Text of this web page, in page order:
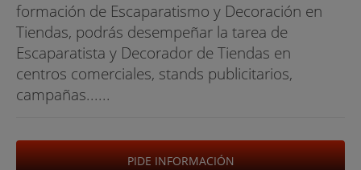
formación de Escaparatismo y Decoración en
Tiendas, podrás desempeñar la tarea de
Escaparatista y Decorador de Tiendas en
centros comerciales, stands publicitarios,
campañas......
PIDE INFORMACIÓN